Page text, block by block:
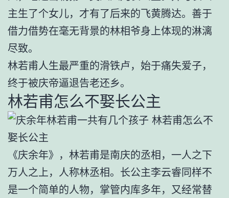
主生了个女儿，才有了后来的飞黄腾达。善于
借力借势在毫无背景的林相爷身上体现的淋漓
尽致。
林若甫人生最严重的滑铁卢，始于痛失爱子，
终于被庆帝逼退告老还乡。
林若甫怎么不娶长公主
《庆余年》，林若甫是南庆的丞相，一人之下
万人之上，人称林丞相。长公主李云睿同样不
是一个简单的人物，掌管内库多年，又经常替